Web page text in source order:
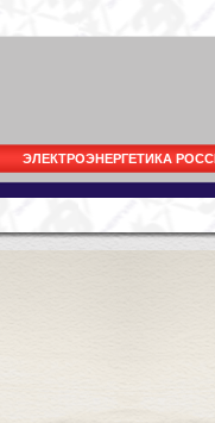
ЭЛЕКТРОЭНЕРГЕТИКА